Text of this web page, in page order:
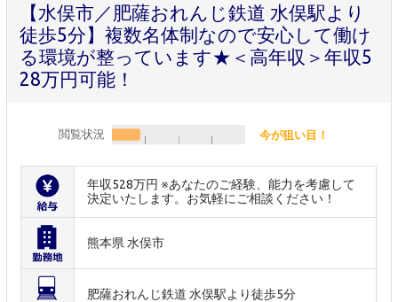
【水俣市／肥薩おれんじ鉄道 水俣駅より
徒歩5分】複数名体制なので安心して働け
る環境が整っています★＜高年収＞年収5
28万円可能！
閲覧状況 今が狙い目！
年収528万円 ※あなたのご経験、能力を考慮して
決定いたします。お気軽にご相談ください！
熊本県 水俣市
肥薩おれんじ鉄道 水俣駅より徒歩5分